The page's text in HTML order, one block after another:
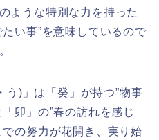
ような特別な力を持った
い事”を意味しているので
う)」は「癸」が持つ”物事
卯」の”春の訪れを感じ
の努力が花開き、実り始